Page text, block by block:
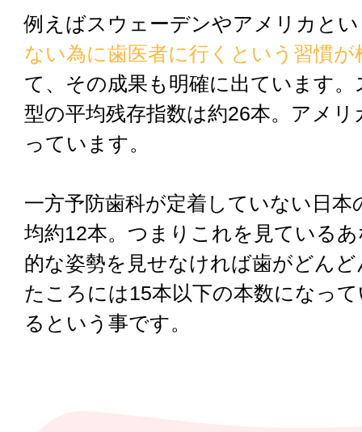
例えばスウェーデンやアメリカと
ない為に歯医者に行くという習慣
て、その成果も明確に出ています
型の平均残存指数は約26本。アメ
っています。
一方予防歯科が定着していない日
均約12本。つまりこれを見ている
的な姿勢を見せなければ歯がどん
たころには15本以下の本数になっ
るという事です。